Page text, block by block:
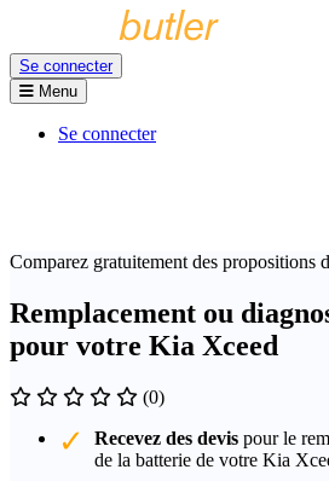
Se connecter
Menu
Se connecter
Comparez gratuitement des propositions
Remplacement ou
pour votre Kia Xceed
(0)
Recevez des devis pour le
de la batterie de votre Kia